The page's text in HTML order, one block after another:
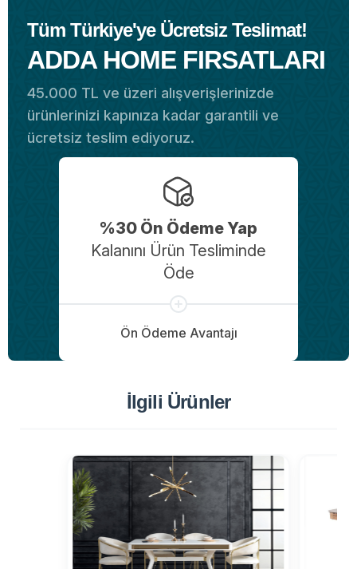
Tüm Türkiye'ye Ücretsiz Teslimat!
ADDA HOME FIRSATLARI
45.000 TL ve üzeri alışverişlerinizde
ürünlerinizi kapınıza kadar garantili ve
ücretsiz teslim ediyoruz.
%30 Ön Ödeme Yap
Kalanını Ürün Tesliminde
Öde
Ön Ödeme Avantajı
İlgili Ürünler